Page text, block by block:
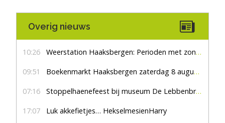
Overig nieuws
10:26 Weerstation Haaksbergen: Perioden met zon en droog
09:51 Boekenmarkt Haaksbergen zaterdag 8 augustus, marktplein Haaksbergen
07:16 Stoppelhaenefeest bij museum De Lebbenbrugge
17:07 Luk akkefietjes… HekselmesienHarry